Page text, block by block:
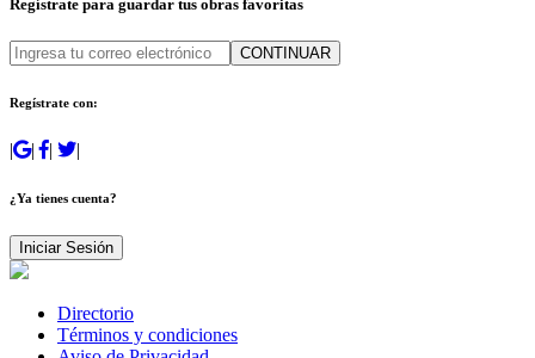
Regístrate para guardar tus obras favoritas
CONTINUAR
Regístrate con:
| | | |
¿Ya tienes cuenta?
Iniciar Sesión
Directorio
Términos y condiciones